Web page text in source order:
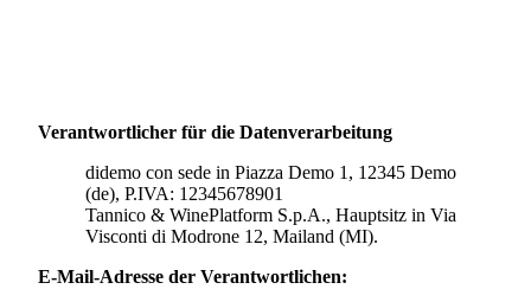
Verantwortlicher für die Datenverarbeitung
didemo con sede in Piazza Demo 1, 12345 Demo
(de), P.IVA: 12345678901
Tannico & WinePlatform S.p.A., Hauptsitz in Via
Visconti di Modrone 12, Mailand (MI).
E-Mail-Adresse der Verantwortlichen: